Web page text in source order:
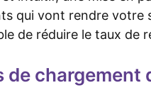
qui vont rendre votre
de réduire le taux de
de chargement